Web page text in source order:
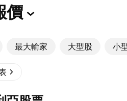
價
最大輸家 大型股 小